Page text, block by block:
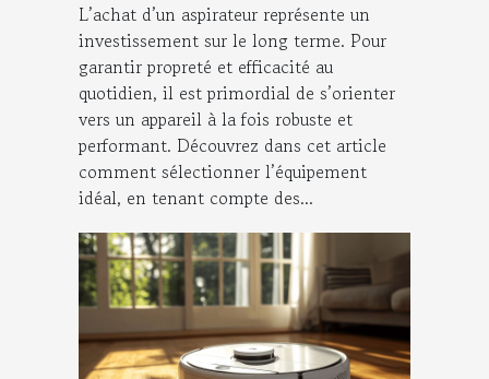
L’achat d’un aspirateur représente un
investissement sur le long terme. Pour
garantir propreté et efficacité au
quotidien, il est primordial de s’orienter
vers un appareil à la fois robuste et
performant. Découvrez dans cet article
comment sélectionner l’équipement
idéal, en tenant compte des...